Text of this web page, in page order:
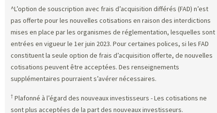
^L’option de souscription avec frais d’acquisition différés (FAD) n’est
pas offerte pour les nouvelles cotisations en raison des interdictions
mises en place par les organismes de réglementation, lesquelles sont
entrées en vigueur le 1er juin 2023. Pour certaines polices, si les FAD
constituent la seule option de frais d’acquisition offerte, de nouvelles
cotisations peuvent être acceptées. Des renseignements
supplémentaires pourraient s’avérer nécessaires.
† Plafonné à l’égard des nouveaux investisseurs - Les cotisations ne
sont plus acceptées de la part des nouveaux investisseurs.